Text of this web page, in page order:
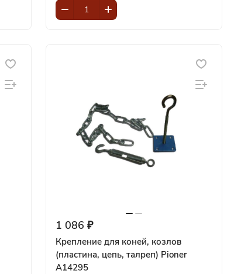
1 086 ₽
Крепление для коней, козлов
(пластина, цепь, талреп) Pioner
A14295